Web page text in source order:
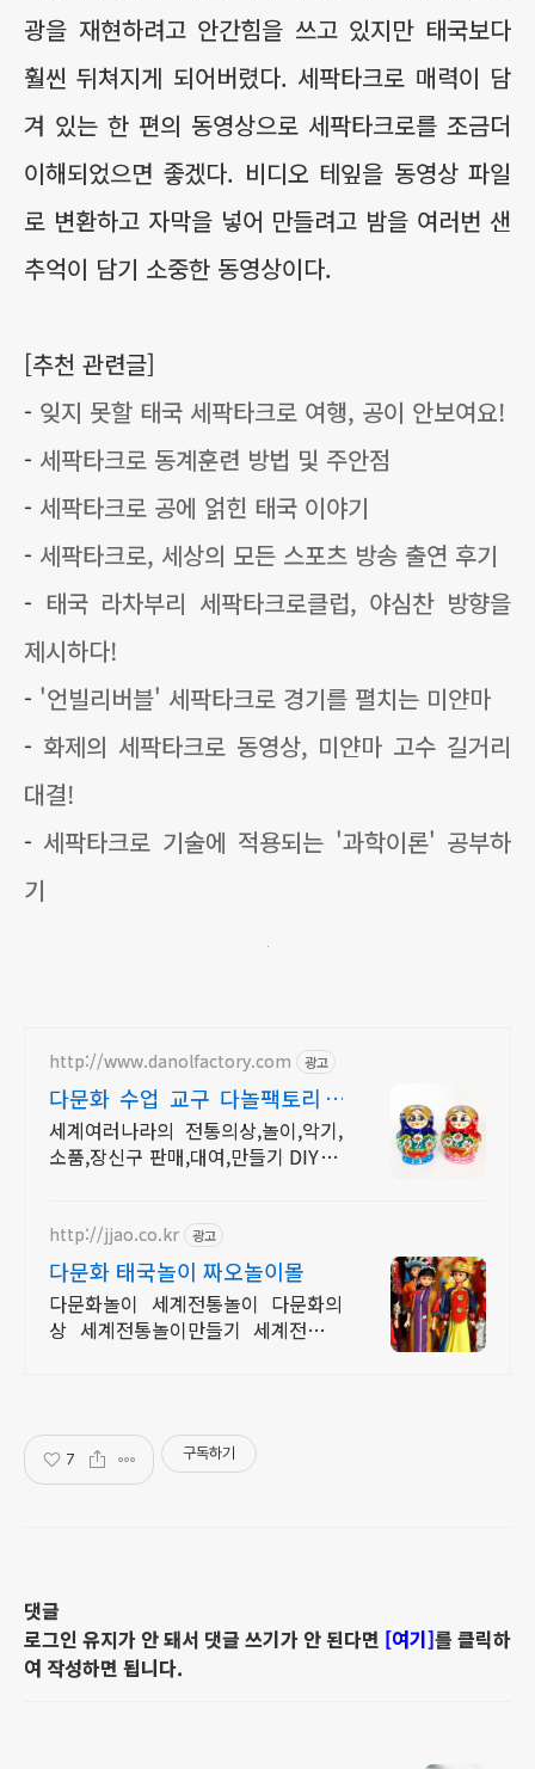
광을 재현하려고 안간힘을 쓰고 있지만 태국보다
훨씬 뒤쳐지게 되어버렸다. 세팍타크로 매력이 담
겨 있는 한 편의 동영상으로 세팍타크로를 조금더
이해되었으면 좋겠다. 비디오 테잎을 동영상 파일
로 변환하고 자막을 넣어 만들려고 밤을 여러번 샌
추억이 담기 소중한 동영상이다.
[추천 관련글]
- 잊지 못할 태국 세팍타크로 여행, 공이 안보여요!
- 세팍타크로 동계훈련 방법 및 주안점
- 세팍타크로 공에 얽힌 태국 이야기
- 세팍타크로, 세상의 모든 스포츠 방송 출연 후기
- 태국 라차부리 세팍타크로클럽, 야심찬 방향을
제시하다!
- '언빌리버블' 세팍타크로 경기를 펼치는 미얀마
- 화제의 세팍타크로 동영상, 미얀마 고수 길거리
대결!
- 세팍타크로 기술에 적용되는 '과학이론' 공부하
기
http://www.danolfactory.com 광고
다문화 수업 교구 다놀팩토리 5
만원이상 구매시 무료배송
세계여러나라의 전통의상,놀이,악기,
소품,장신구 판매,대여,만들기 DIY 제
http://jjao.co.kr 광고
다문화 태국놀이 짜오놀이몰
다문화놀이 세계전통놀이 다문화의
상 세계전통놀이만들기 세계전통의
7 구독하기
댓글
로그인 유지가 안 돼서 댓글 쓰기가 안 된다면 [여기]를 클릭하
여 작성하면 됩니다.